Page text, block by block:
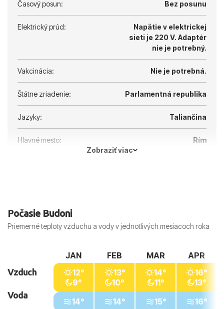
Časový posun: Bez posunu
Elektrický prúd:
Napätie v elektrickej
sieti je 220 V. Adaptér
nie je potrebný.
Vakcinácia: Nie je potrebná.
Štátne zriadenie: Parlamentná republika
Jazyky: Taliančina
Hlavné mesto:
Rím
Zobraziť viac
Počasie Budoni
Priemerné teploty vzduchu a vody v jednotlivých mesiacoch roka
Vzduch
Voda
JAN
12°
9°
14°
FEB
13°
10°
14°
MAR
14°
11°
15°
APR
16°
13°
16°